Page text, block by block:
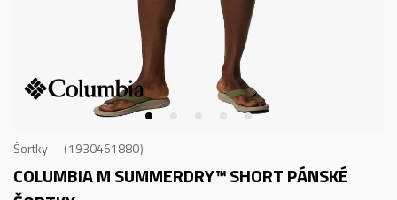
Šortky 1930461880
COLUMBIA M SUMMERDRY™ SHORTPÁNSKÉ